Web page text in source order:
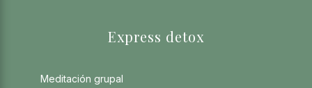
Express detox
Meditación grupal